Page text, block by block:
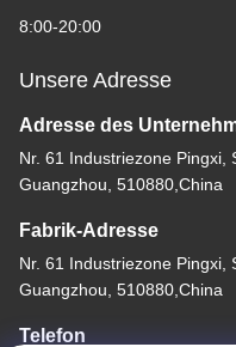
8:00-20:00
Unsere Adresse
Adresse des
Nr. 61 Industriezone Pingxi,
Guangzhou, 510880,China
Fabrik-Adresse
Nr. 61 Industriezone Pingxi,
Guangzhou, 510880,China
Telefon